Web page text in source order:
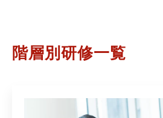
階層別研修一覧